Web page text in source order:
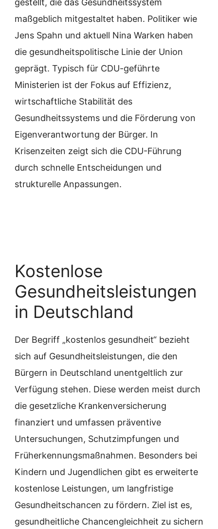
gestellt, die das Gesundheitssystem
maßgeblich mitgestaltet haben. Politiker wie
Jens Spahn und aktuell Nina Warken haben
die gesundheitspolitische Linie der Union
geprägt. Typisch für CDU-geführte
Ministerien ist der Fokus auf Effizienz,
wirtschaftliche Stabilität des
Gesundheitssystems und die Förderung von
Eigenverantwortung der Bürger. In
Krisenzeiten zeigt sich die CDU-Führung
durch schnelle Entscheidungen und
strukturelle Anpassungen.
Kostenlose
Gesundheitsleistungen
in Deutschland
Der Begriff „kostenlos gesundheit“ bezieht
sich auf Gesundheitsleistungen, die den
Bürgern in Deutschland unentgeltlich zur
Verfügung stehen. Diese werden meist durch
die gesetzliche Krankenversicherung
finanziert und umfassen präventive
Untersuchungen, Schutzimpfungen und
Früherkennungsmaßnahmen. Besonders bei
Kindern und Jugendlichen gibt es erweiterte
kostenlose Leistungen, um langfristige
Gesundheitschancen zu fördern. Ziel ist es,
gesundheitliche Chancengleichheit zu sichern